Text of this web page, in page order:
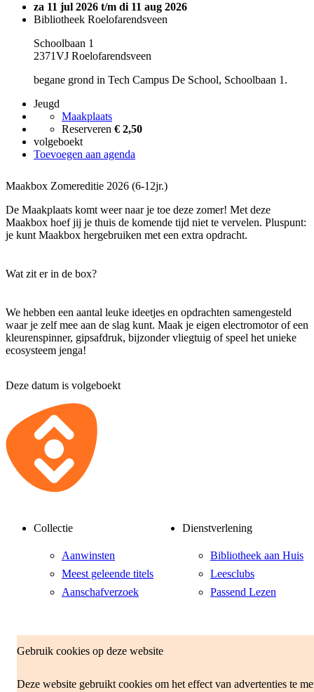
Gebruik cookies op deze website
Deze website gebruikt cookies om het effect van advertenties te
za 11 jul 2026 t/m di 11 aug 2026
Bibliotheek Roelofarendsveen
Schoolbaan 1
2371VJ Roelofarendsveen
begane grond in Tech Campus De School, Schoolbaan 1.
Jeugd
Maakplaats
Reserveren € 2,50
volgeboekt
Toevoegen aan agenda
Maakbox Zomereditie 2026 (6-12jr.)
De Maakplaats komt weer naar je toe deze zomer! Met deze
Maakbox hoef jij je thuis de komende tijd niet te vervelen. Pluspunt:
je kunt Maakbox hergebruiken met een extra opdracht.
Wat zit er in de box?
We hebben een aantal leuke ideetjes en opdrachten samengesteld
waar je zelf mee aan de slag kunt. Maak je eigen electromotor of een
kleurenspinner, gipsafdruk, bijzonder vliegtuig of speel het unieke
ecosysteem jenga!
Deze datum is volgeboekt
Collectie
Aanwinsten
Meest geleende titels
Aanschafverzoek
Dienstverlening
Bibliotheek aan Huis
Leesclubs
Passend Lezen
Abonnementen en
Vacatures